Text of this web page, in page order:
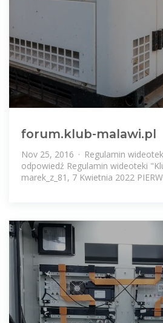
forum.klub-malawi.pl
Nov 25, 2016 · Regulamin
odpowiedź Regulamin wideoteki
marek_z_81, 7 Kwietnia 2022